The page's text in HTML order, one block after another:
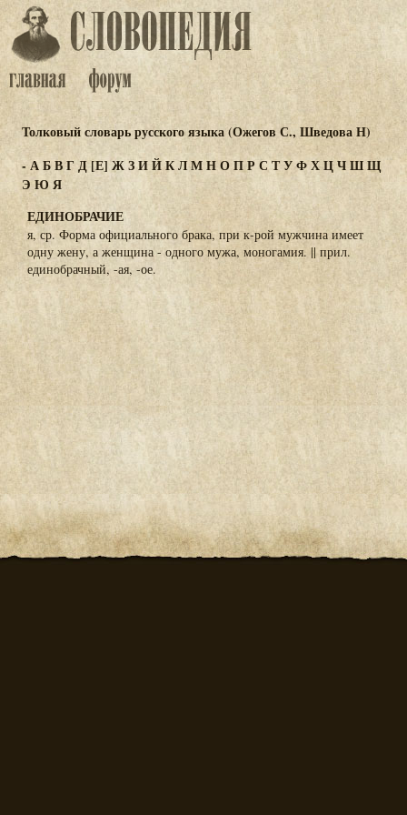
Толковый словарь русского языка (Ожегов С., Шведова Н)
-АБВГД [Е] ЖЗИЙКЛМНОПР С ТУФХЦЧШЩ
Э Ю Я
ЕДИНОБРАЧИЕ
я, ср. Форма официального брака, при к-рой мужчина имеет
одну жену, а женщина - одного мужа, моногамия. || прил.
единобрачный, -ая, -ое.